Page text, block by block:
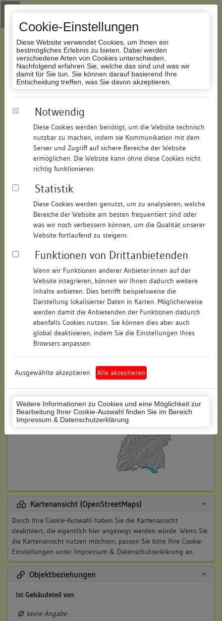
Cookie-Einstellungen
Diese Website verwendet Cookies, um Ihnen ein
bestmögliches Erlebnis zu bieten. Dabei werden
verschiedene Arten von Cookies unterschieden.
Nachfolgend erfahren Sie, welche das sind und was wir
damit für Sie tun. Sie können darauf basierend Ihre
Entscheidung treffen, was Sie davon akzeptieren.
Notwendig
Diese Cookies werden benötigt, um die Website technisch
nutzbar zu machen, indem sie Kommunikation mit dem
Server und Zugriff auf sichere Bereiche der Website
ermöglichen. Die Website kann ohne diese Cookies nicht
richtig funktionieren.
Statistik
Diese Cookies werden genutzt, um zu analysieren, welche
Bereiche der Website am besten frequentiert sind oder
was wir noch verbessern können, um die Qualität unserer
Website fortlaufend zu steigern.
Funktionen von Drittanbietenden
Wenn wir Funktionen anderer Anbieter:innen auf der
Website integrieren, können wir Ihnen dadurch weitere
Inhalte anbieten. Dies betrifft beispielsweise die
Darstellung lokalisierter Daten in Karten. Möglicherweise
werden damit die Anbietenden der Funktionen dadurch
ebenfalls Cookies nutzen. Sie können dies aber auch
global deaktivieren, indem Sie die Einstellungen Ihres
Browsers anpassen.
Ausgewählte akzeptieren Alle akzeptieren
Weitere Informationen zu Cookies und eine Möglichkeit zur
Bearbeitung Ihrer Cookie-Auswahl finden Sie im Bereich
Impressum & Datenschutzerklärung
Zur Navigation springen
Zum Inhalt der Website springen
Datenbank Bauforschung/Restaurierung
184611492014/Datum:20.06.2016
Datenbestand:
Bauforschung und Restaurierung
Als PDF herunterladen:
Objektdaten
Straße: Vorstadt
Hausnummer: keine
Postleitzahl: 74354
Stadt-Teilort: Besigheim
Regierungsbezirk: Stuttgart
Ludwigsburg (Landkreis)
Wohnplatzschlüssel: 8118007001
Flurstücknummer: keine
Historischer Straßenname: keiner
keine
Lage des Wohnplatzes:
Kartenansicht (OpenStreetMaps)
Durch Ihre Cookie-Auswahl haben Sie die Kartenansicht
deaktiviert, die eigentlich hier angezeigt werden würde. Wenn Sie
die Kartenansicht nutzen möchten, passen Sie bitte Ihre Cookie-
Einstellungen unter Impressum & Datenschutzerklärung an.
Objektbeziehungen
Ist Gebäudeteil von:
keine Angabe